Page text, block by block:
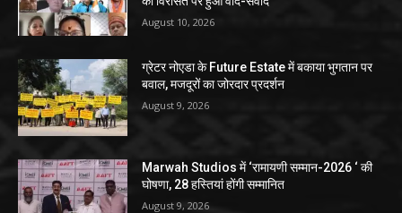
August 10, 2026
ग्रेटर नोएडा के Future Estate में बकाया भुगतान पर
बवाल, मजदूरों का जोरदार प्रदर्शन
August 9, 2026
Marwah Studios में ‘रामायणी सम्मान-2026 ‘ की
घोषणा, 28 हस्तियां होंगी सम्मानित
August 9, 2026